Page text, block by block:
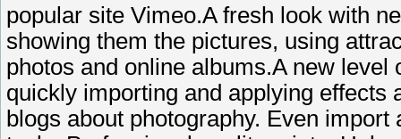
popular site Vimeo.A fresh look with
showing them the pictures, using
photos and online albums.A new
quickly importing and applying effects
blogs about photography. Even